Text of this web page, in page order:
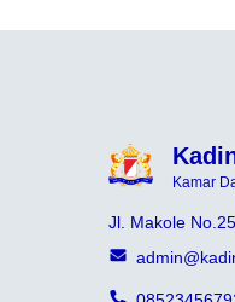
Kamar
Jl. Makole